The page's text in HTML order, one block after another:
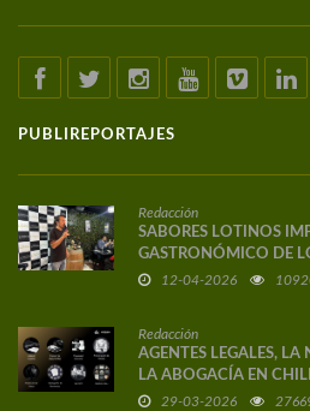
PUBLIREPORTAJES
Redacción
SABORES LOTINOS
GASTRONÓMICO DE
DE AUTOR
12-04-2026
Redacción
AGENTES LEGALES, LA
LA ABOGACÍA EN
29-03-2026